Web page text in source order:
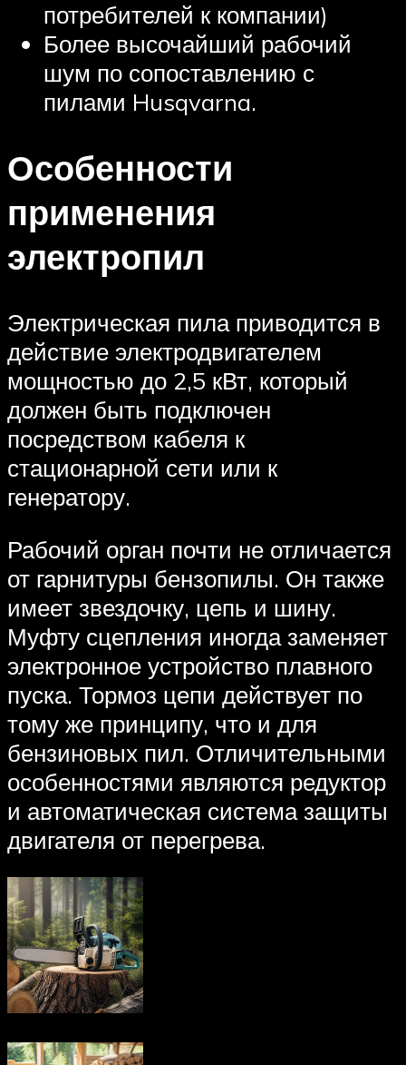
потребителей к компании)
Более высочайший рабочий
шум по сопоставлению с
пилами Husqvarna.
Особенности
применения
электропил
Электрическая пила приводится в
действие электродвигателем
мощностью до 2,5 кВт, который
должен быть подключен
посредством кабеля к
стационарной сети или к
генератору.
Рабочий орган почти не отличается
от гарнитуры бензопилы. Он также
имеет звездочку, цепь и шину.
Муфту сцепления иногда заменяет
электронное устройство плавного
пуска. Тормоз цепи действует по
тому же принципу, что и для
бензиновых пил. Отличительными
особенностями являются редуктор
и автоматическая система защиты
двигателя от перегрева.